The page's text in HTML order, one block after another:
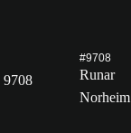
9708
#9708
Runar
Norheim